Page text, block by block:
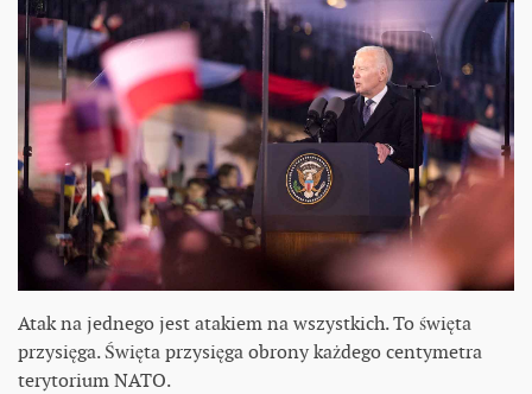
Atak na jednego jest atakiem na wszystkich. To święta
przysięga. Święta przysięga obrony każdego centymetra
terytorium NATO.